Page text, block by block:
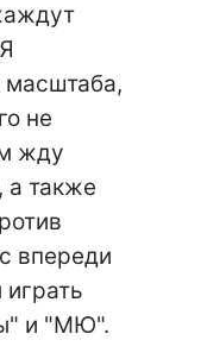
масштаба,
не
жду
а также
впереди
и "МЮ".